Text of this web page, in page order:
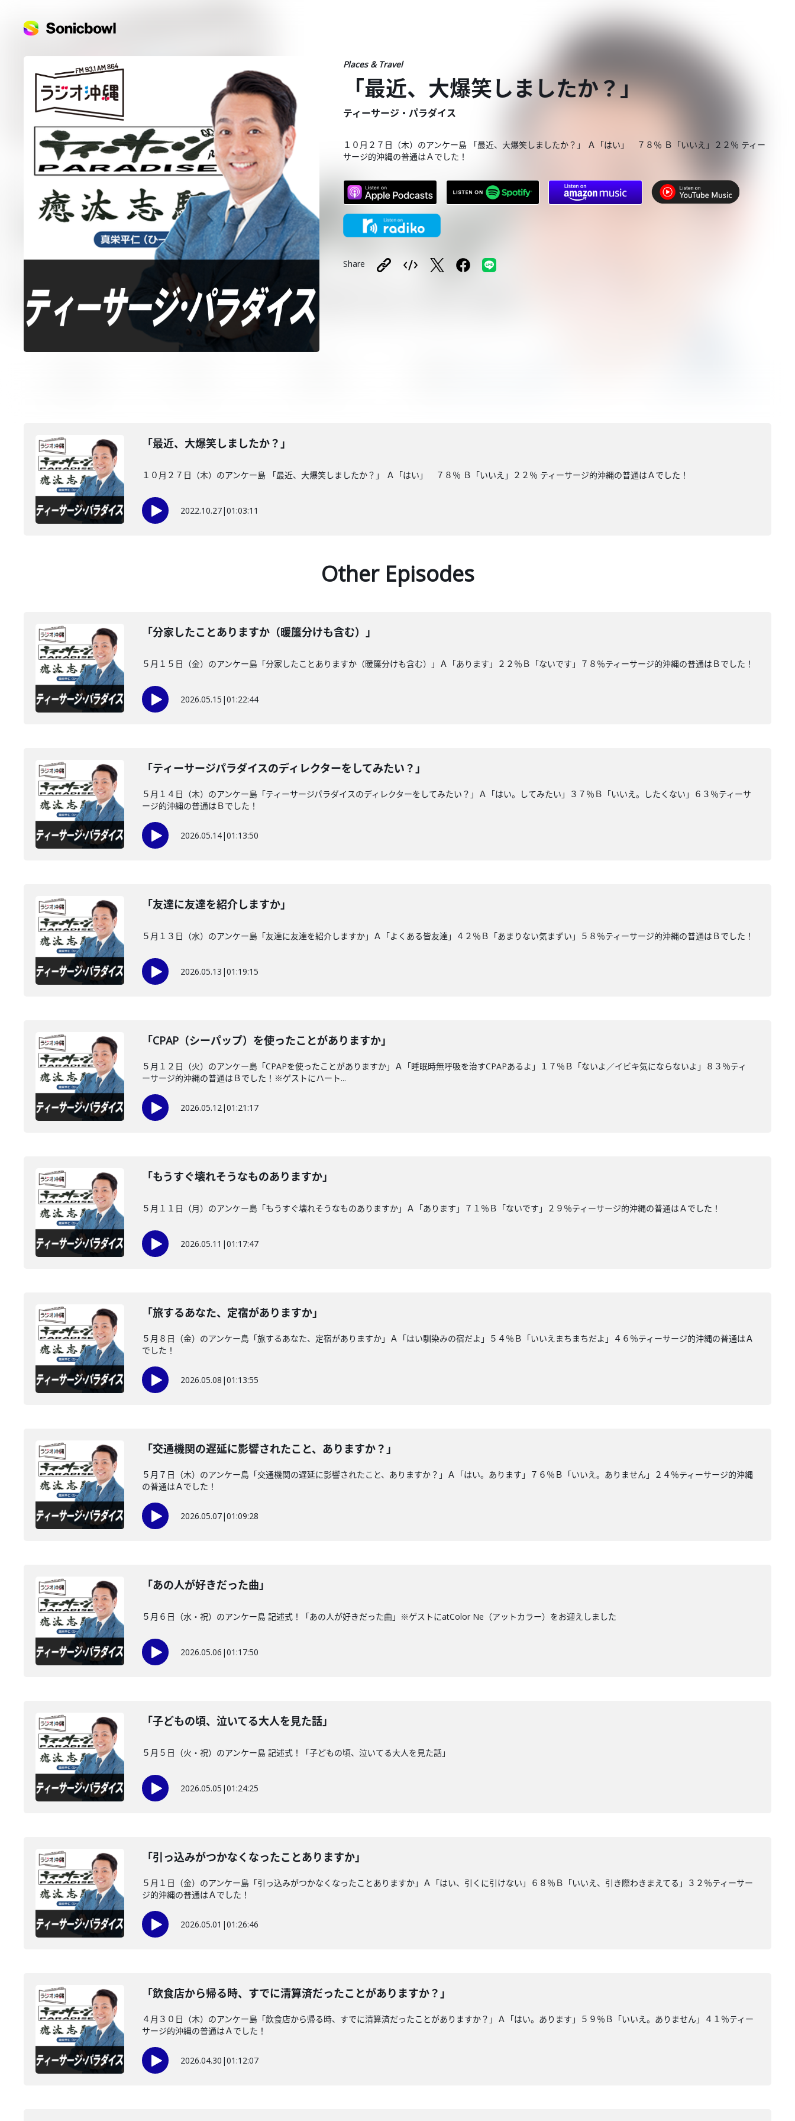
Places & Travel
「最近、大爆笑しましたか？」
ティーサージ・パラダイス
１０月２７日（木）のアンケー島 「最近、大爆笑しましたか？」 Ａ「はい」 ７８％ Ｂ「いいえ」２２％ ティー
サージ的沖縄の普通はＡでした！
Share
「最近、大爆笑しましたか？」
１０月２７日（木）のアンケー島 「最近、大爆笑しましたか？」 Ａ「はい」 ７８％ Ｂ「いいえ」２２％ ティーサージ的沖縄の普通はＡでした！
2022.10.27|01:03:11
Other Episodes
「分家したことありますか（暖簾分けも含む）」
５月１５日（金）のアンケー島「分家したことありますか（暖簾分けも含む）」Ａ「あります」２２％Ｂ「ないです」７８％ティーサージ的沖縄の普通はＢでした！
2026.05.15 |01:22:44
「ティーサージパラダイスのディレクターをしてみたい？」
５月１４日（木）のアンケー島「ティーサージパラダイスのディレクターをしてみたい？」Ａ「はい。してみたい」３７％Ｂ「いいえ。したくない」６３％ティーサ
ージ的沖縄の普通はＢでした！
2026.05.14|01:13:50
「友達に友達を紹介しますか」
５月１３日（水）のアンケー島「友達に友達を紹介しますか」Ａ「よくある皆友達」４２％Ｂ「あまりない気まずい」５８％ティーサージ的沖縄の普通はＢでした！
2026.05.13 |01:19:15
「CPAP（シーパップ）を使ったことがありますか」
５月１２日（火）のアンケー島「CPAPを使ったことがありますか」Ａ「睡眠時無呼吸を治すCPAPあるよ」１７％Ｂ「ないよ／イビキ気にならないよ」８３％ティ
ーサージ的沖縄の普通はＢでした！※ゲストにハート...
2026.05.12|01:21:17
「もうすぐ壊れそうなものありますか」
５月１１日（月）のアンケー島「もうすぐ壊れそうなものありますか」Ａ「あります」７１％Ｂ「ないです」２９％ティーサージ的沖縄の普通はＡでした！
2026.05.11 |01:17:47
「旅するあなた、定宿がありますか」
５月８日（金）のアンケー島「旅するあなた、定宿がありますか」Ａ「はい馴染みの宿だよ」５４％Ｂ「いいえまちまちだよ」４６％ティーサージ的沖縄の普通はＡ
でした！
2026.05.08 |01:13:55
「交通機関の遅延に影響されたこと、ありますか？」
５月７日（木）のアンケー島「交通機関の遅延に影響されたこと、ありますか？」Ａ「はい。あります」７６％Ｂ「いいえ。ありません」２４％ティーサージ的沖縄
の普通はＡでした！
2026.05.07|01:09:28
「あの人が好きだった曲」
５月６日（水・祝）のアンケー島 記述式！「あの人が好きだった曲」※ゲストにatColor Ne（アットカラー）をお迎えしました
2026.05.06 |01:17:50
「子どもの頃、泣いてる大人を見た話」
５月５日（火・祝）のアンケー島 記述式！「子どもの頃、泣いてる大人を見た話」
2026.05.05 |01:24:25
「引っ込みがつかなくなったことありますか」
５月１日（金）のアンケー島「引っ込みがつかなくなったことありますか」Ａ「はい、引くに引けない」６８％Ｂ「いいえ、引き際わきまえてる」３２％ティーサー
ジ的沖縄の普通はＡでした！
2026.05.01 |01:26:46
「飲食店から帰る時、すでに清算済だったことがありますか？」
４月３０日（木）のアンケー島「飲食店から帰る時、すでに清算済だったことがありますか？」Ａ「はい。あります」５９％Ｂ「いいえ。ありません」４１％ティー
サージ的沖縄の普通はＡでした！
2026.04.30 |01:12:07